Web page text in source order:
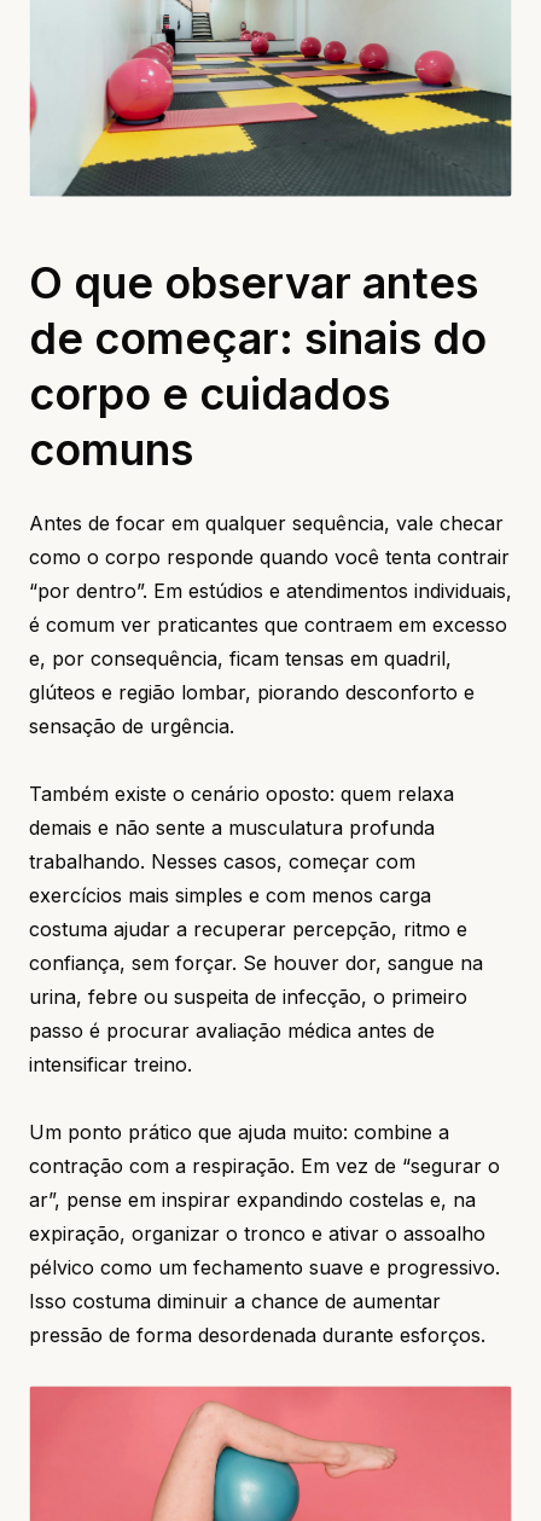
O que observar antes
de começar: sinais do
corpo e cuidados
comuns
Antes de focar em qualquer sequência, vale checar
como o corpo responde quando você tenta contrair
“por dentro”. Em estúdios e atendimentos individuais,
é comum ver praticantes que contraem em excesso
e, por consequência, ficam tensas em quadril,
glúteos e região lombar, piorando desconforto e
sensação de urgência.
Também existe o cenário oposto: quem relaxa
demais e não sente a musculatura profunda
trabalhando. Nesses casos, começar com
exercícios mais simples e com menos carga
costuma ajudar a recuperar percepção, ritmo e
confiança, sem forçar. Se houver dor, sangue na
urina, febre ou suspeita de infecção, o primeiro
passo é procurar avaliação médica antes de
intensificar treino.
Um ponto prático que ajuda muito: combine a
contração com a respiração. Em vez de “segurar o
ar”, pense em inspirar expandindo costelas e, na
expiração, organizar o tronco e ativar o assoalho
pélvico como um fechamento suave e progressivo.
Isso costuma diminuir a chance de aumentar
pressão de forma desordenada durante esforços.